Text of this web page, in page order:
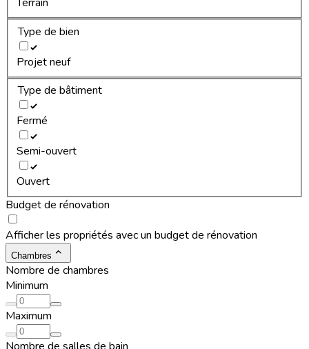
Type de bien
Projet neuf
Type de bâtiment
Fermé
Semi-ouvert
Ouvert
Budget de rénovation
Afficher les propriétés avec un budget de rénovation
Chambres
Nombre de chambres
Minimum
Maximum